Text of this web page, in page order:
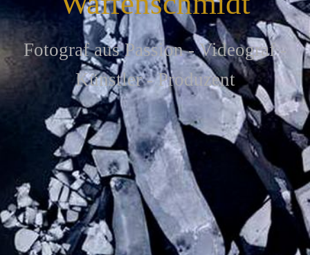
Fotograf aus Passion - Videograf -
Künstler - Produzent